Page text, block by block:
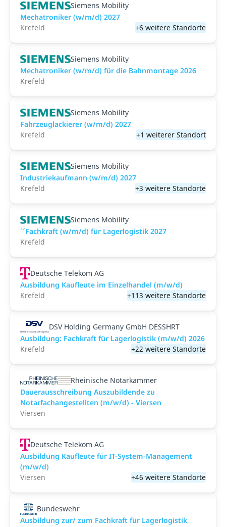
Siemens Mobility
Mechatroniker (w/m/d) 2027
Krefeld
+6 weitere Standorte
Siemens Mobility
Mechatroniker (w/m/d) für die Bahnmontage 2026
Krefeld
Siemens Mobility
Fahrzeuglackierer (w/m/d) 2027
Krefeld
+1 weiterer Standort
Siemens Mobility
Industriekaufmann (w/m/d) 2027
Krefeld
+3 weitere Standorte
Siemens Mobility
´´Fachkraft (w/m/d) für Lagerlogistik 2027
Krefeld
Deutsche Telekom AG
Ausbildung Kaufleute im Einzelhandel (m/w/d)
Krefeld
+113 weitere Standorte
DSV Holding Germany GmbH DESSHRT
Ausbildung: Fachkraft für Lagerlogistik (m/w/d) 2026
Krefeld
+22 weitere Standorte
Rheinische Notarkammer
Dauerausschreibung Auszubildende zu
Notarfachangestellten (m/w/d) - Viersen
Viersen
Deutsche Telekom AG
Ausbildung Kaufleute für IT-System-Management
(m/w/d)
Viersen
+46 weitere Standorte
Bundeswehr
Ausbildung zur/ zum Fachkraft für Lagerlogistik